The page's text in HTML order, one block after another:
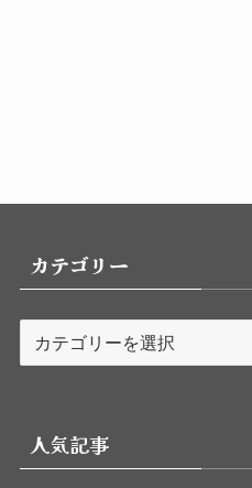
カテゴリー
ー人気記事